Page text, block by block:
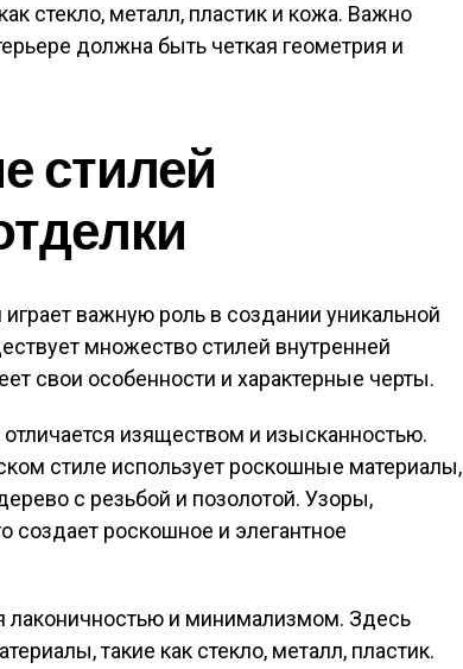
стекло, металл, пластик и кожа. Важно
должна быть четкая геометрия и
стилей
важную роль в создании уникальной
множество стилей внутренней
свои особенности и характерные черты.
отличается изяществом и изысканностью.
стиле использует роскошные материалы,
с резьбой и позолотой. Узоры,
создает роскошное и элегантное
лаконичностью и минимализмом. Здесь
такие как стекло, металл, пластик.